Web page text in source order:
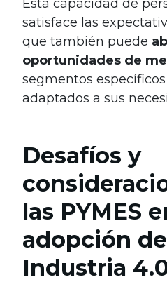
Esta capacidad de
satisface las
que también puede
oportunidades de
segmentos
adaptados a sus
Desafíos y
las PYMES
adopción
Industria